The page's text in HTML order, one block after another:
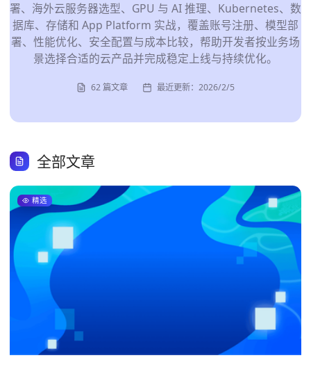
署、海外云服务器选型、GPU 与 AI 推理、Kubernetes、数
据库、存储和 App Platform 实战，覆盖账号注册、模型部
署、性能优化、安全配置与成本比较，帮助开发者按业务场
景选择合适的云产品并完成稳定上线与持续优化。
62篇文章 最近更新： 2026/2/5
全部文章
精选